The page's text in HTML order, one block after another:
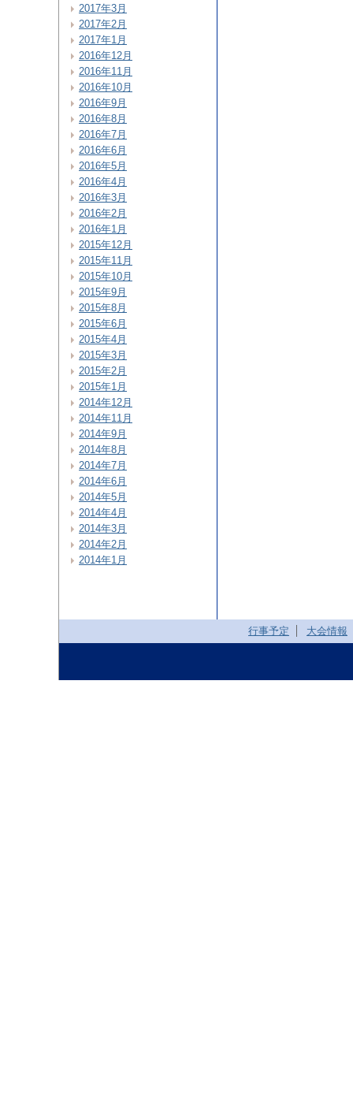
2017年3月
2017年2月
2017年1月
2016年12月
2016年11月
2016年10月
2016年9月
2016年8月
2016年7月
2016年6月
2016年5月
2016年4月
2016年3月
2016年2月
2016年1月
2015年12月
2015年11月
2015年10月
2015年9月
2015年8月
2015年6月
2015年4月
2015年3月
2015年2月
2015年1月
2014年12月
2014年11月
2014年9月
2014年8月
2014年7月
2014年6月
2014年5月
2014年4月
2014年3月
2014年2月
2014年1月
行事予定 大会情報